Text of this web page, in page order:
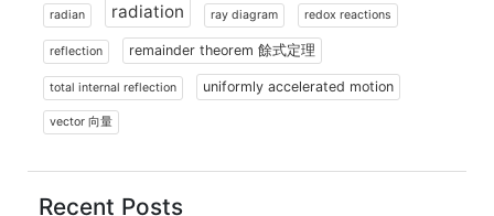
radian radiation ray diagram redox reactions
reflection remainder theorem 餘式定理
total internal reflection uniformly accelerated motion
vector 向量
Recent Posts